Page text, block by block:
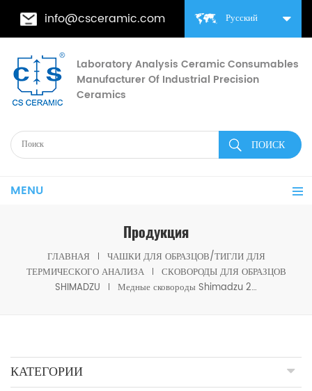
Русский
info@csceramic.com
Laboratory Analysis Ceramic Consumables
Manufacturer Of Industrial Precision
Ceramics
MENU
Продукция
ГЛАВНАЯ
ЧАШКИ ДЛЯ ОБРАЗЦОВ/ТИГЛИ ДЛЯ
ТЕРМИЧЕСКОГО АНАЛИЗА
СКОВОРОДЫ ДЛЯ ОБРАЗЦОВ
SHIMADZU
Медные сковороды Shimadzu 201-58294-90 для Shimadzu (DSC Crucibles)
КАТЕГОРИИ